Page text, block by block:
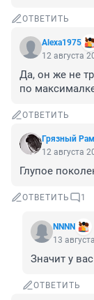
ОТВЕТИТЬ
Alexa1975
12 августа
Да, он же не
по
ОТВЕТИТЬ
Грязный
12 августа
Глупое
ОТВЕТИТЬ 1
NNNN
13
Значит у
ОТВЕТИТЬ